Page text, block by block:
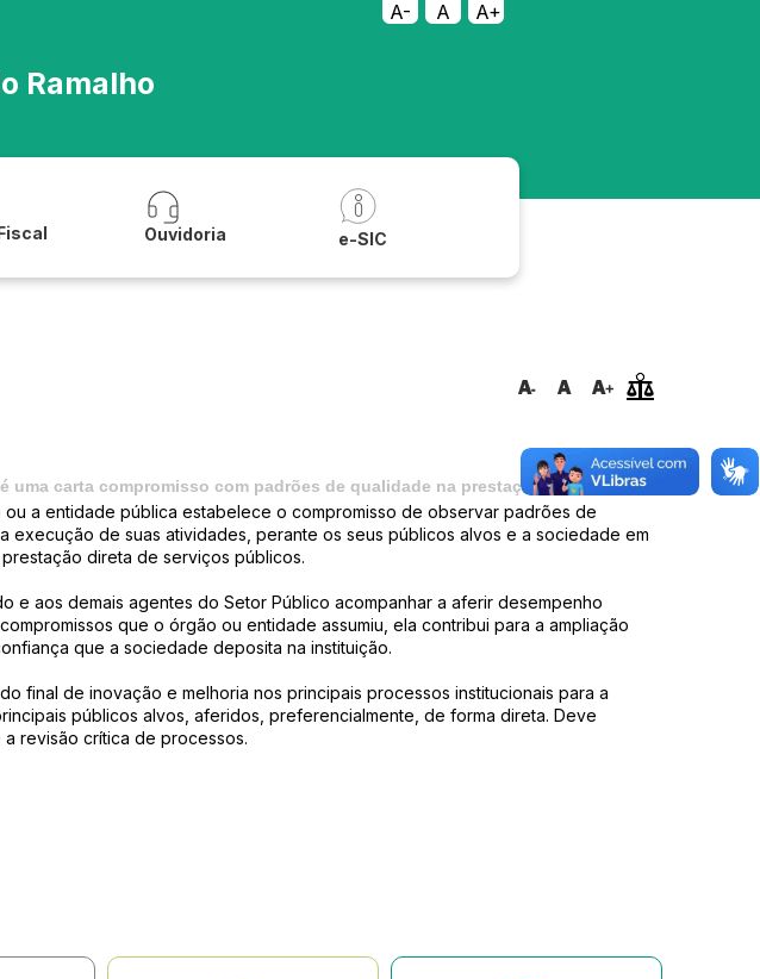
A- A
A+
Ramalho
Ouvidoria e-SIC
uma carta compromisso com padrões de qualidade na prestação de serviços
ou a entidade pública estabelece o compromisso de observar padrões de
execução de suas atividades, perante os seus públicos alvos e a sociedade em
direta de serviços públicos.
e aos demais agentes do Setor Público acompanhar a aferir desempenho
que o órgão ou entidade assumiu, ela contribui para a ampliação
que a sociedade deposita na instituição.
final de inovação e melhoria nos principais processos institucionais para a
públicos alvos, aferidos, preferencialmente, de forma direta. Deve
revisão crítica de processos.